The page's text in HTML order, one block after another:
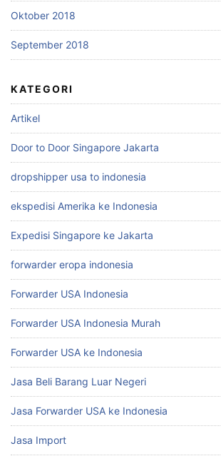
Oktober 2018
September 2018
KATEGORI
Artikel
Door to Door Singapore Jakarta
dropshipper usa to indonesia
ekspedisi Amerika ke Indonesia
Expedisi Singapore ke Jakarta
forwarder eropa indonesia
Forwarder USA Indonesia
Forwarder USA Indonesia Murah
Forwarder USA ke Indonesia
Jasa Beli Barang Luar Negeri
Jasa Forwarder USA ke Indonesia
Jasa Import